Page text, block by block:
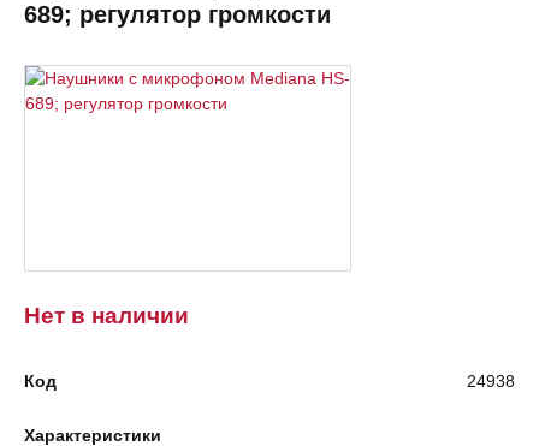
Нет в наличии
689; регулятор громкости
Код 24938
Характеристики